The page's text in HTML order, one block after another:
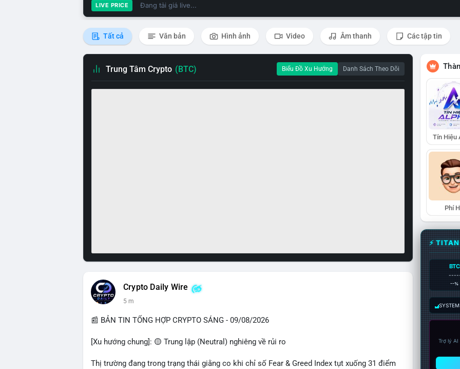
LIVE PRICE Đang tải giá live...
Tất cả Văn bản Hình ảnh Video Âm thanh Các tập tin
Trung Tâm Crypto (BTC) Biểu Đồ Xu Hướng Danh Sách Theo Dõi
Crypto Daily Wire
5 m
📰 BẢN TIN TỔNG HỢP CRYPTO SÁNG - 09/08/2026
[Xu hướng chung]: 🟡 Trung lập (Neutral) nghiêng về rủi ro
Thị trường đang trong trạng thái giằng co khi chỉ số Fear & Greed Index tụt xuống 31 điểm
Tín Hiệu
Phí
⚡
BTC
--%
Trợ lý